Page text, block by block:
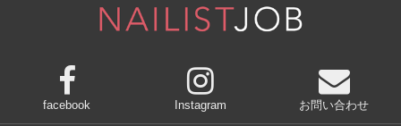
facebook Instagram お問い合わせ